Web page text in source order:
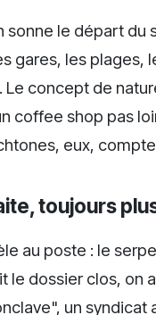
sonne le départ du
gares, les plages,
Le concept de
coffee shop pas
eux,
toujours
au poste : le
le dossier clos, on
un syndicat